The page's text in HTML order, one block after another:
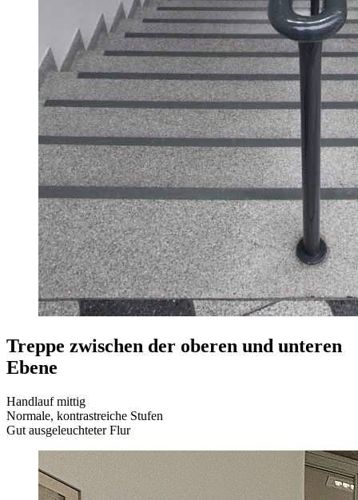
Treppe zwischen der oberen und unteren
Ebene
Handlauf mittig
Normale, kontrastreiche Stufen
Gut ausgeleuchteter Flur